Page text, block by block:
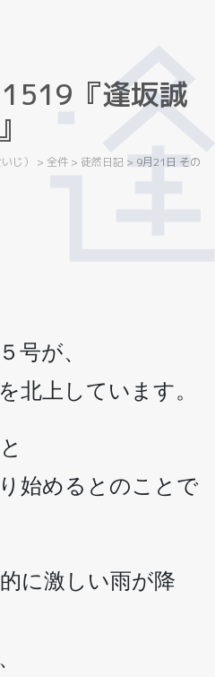
1 519 『逢坂誠
じ） > 全件 > 徒然日記 > 9月21日 その
号が、
北上しています。
始めるとのことで
に激しい雨が降